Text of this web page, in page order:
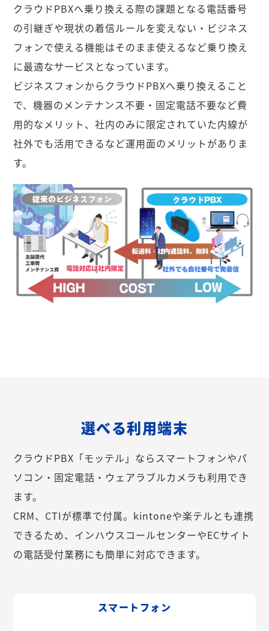
クラウドPBXへ乗り換える際の課題となる電話番号
の引継ぎや現状の着信ルールを変えない・ビジネス
フォンで使える機能はそのまま使えるなど乗り換え
に最適なサービスとなっています。
ビジネスフォンからクラウドPBXへ乗り換えること
で、機器のメンテナンス不要・固定電話不要など費
用的なメリット、社内のみに限定されていた内線が
社外でも活用できるなど運用面のメリットがありま
す。
選べる利用端末
クラウドPBX「モッテル」ならスマートフォンやパ
ソコン・固定電話・ウェアラブルカメラも利用でき
ます。
CRM、CTIが標準で付属。kintoneや楽テルとも連携
できるため、インハウスコールセンターやECサイト
の電話受付業務にも簡単に対応できます。
スマートフォン